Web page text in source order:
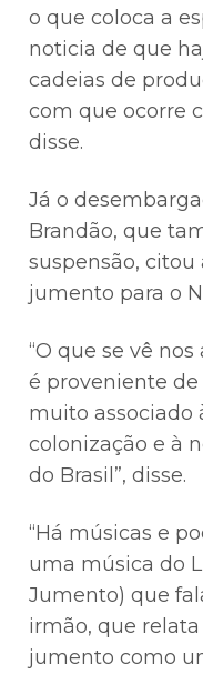
o que coloca a
noticia de que
cadeias de
com que ocorre
disse.
Já o
Brandão, que
suspensão,
jumento para o
“O que se vê
é proveniente
muito associado
colonização e à
do Brasil”, disse.
“Há músicas e
uma música do
Jumento) que
irmão, que
jumento como